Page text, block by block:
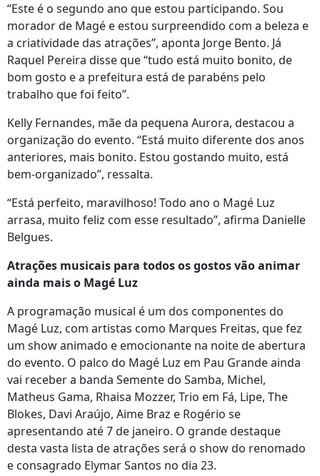
“Este é o segundo ano que estou participando. Sou
morador de Magé e estou surpreendido com a beleza e
a criatividade das atrações”, aponta Jorge Bento. Já
Raquel Pereira disse que “tudo está muito bonito, de
bom gosto e a prefeitura está de parabéns pelo
trabalho que foi feito”.
Kelly Fernandes, mãe da pequena Aurora, destacou a
organização do evento. “Está muito diferente dos anos
anteriores, mais bonito. Estou gostando muito, está
bem-organizado”, ressalta.
“Está perfeito, maravilhoso! Todo ano o Magé Luz
arrasa, muito feliz com esse resultado”, afirma Danielle
Belgues.
Atrações musicais para todos os gostos vão animar
ainda mais o Magé Luz
A programação musical é um dos componentes do
Magé Luz, com artistas como Marques Freitas, que fez
um show animado e emocionante na noite de abertura
do evento. O palco do Magé Luz em Pau Grande ainda
vai receber a banda Semente do Samba, Michel,
Matheus Gama, Rhaisa Mozzer, Trio em Fá, Lipe, The
Blokes, Davi Araújo, Aime Braz e Rogério se
apresentando até 7 de janeiro. O grande destaque
desta vasta lista de atrações será o show do renomado
e consagrado Elymar Santos no dia 23.